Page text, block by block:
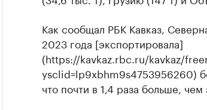
Как сообщал РБК Кавказ,
2023 года [экспортировала]
(https://kavkaz.rbc.ru/kavkaz/
ysclid=lp9xbhm9s4753956260)
что почти в 1,4 раза больше,